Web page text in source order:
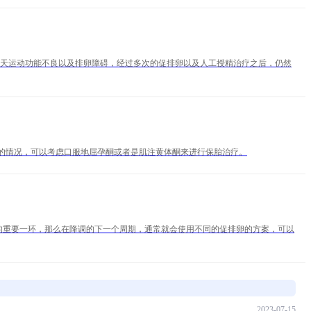
动功能不良以及排卵障碍，经过多次的促排卵以及人工授精治疗之后，仍然
况，可以考虑口服地屈孕酮或者是肌注黄体酮来进行保胎治疗。
要一环，那么在降调的下一个周期，通常就会使用不同的促排卵的方案，可以